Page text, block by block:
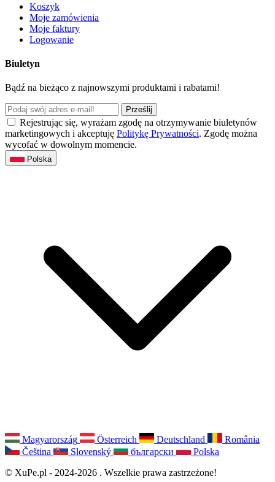
Koszyk
Moje zamówienia
Moje faktury
Logowanie
Biuletyn
Bądź na bieżąco z najnowszymi produktami i rabatami!
Prześlij
Rejestrując się, wyrażam zgodę na otrzymywanie biuletynów
marketingowych i akceptuję Politykę Prywatności. Zgodę można
wycofać w dowolnym momencie.
Polska
Magyarország Österreich Deutschland
România
Čeština
Slovenský български
Polska
© XuPe.pl - 2024-2026 . Wszelkie prawa zastrzeżone!